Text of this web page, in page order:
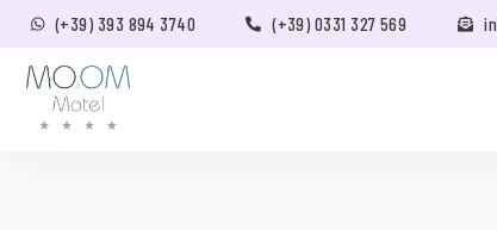
(+39) 393 894 3740 (+39) 0331 327 569